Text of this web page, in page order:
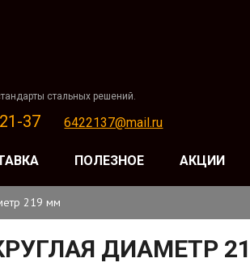
стальных решений.
37 6422137@mail.ru
ПОЛЕЗНОЕ АКЦИИ
219 мм
ДИАМЕТР